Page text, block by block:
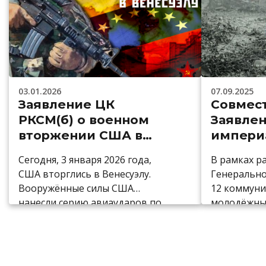
03.01.2026
Заявление ЦК
РКСМ(б) о военном
вторжении США в
Сегодня, 3 января 2026 года,
США вторглись в Венесуэлу.
Вооружённые силы США
нанесли серию авиаударов по
07.09.2025
В рамках
12